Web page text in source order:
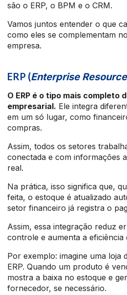
são o ERP, o BPM e o CRM.
Vamos juntos entender o que
como eles se complementam
empresa.
ERP (Enterprise
O ERP é o tipo mais completo
empresarial. Ele integra
em um só lugar, como
compras.
Assim, todos os setores
conectada e com informações
real.
Na prática, isso significa que,
feita, o estoque é atualizado
setor financeiro já registra o
Assim, essa integração reduz
controle e aumenta a eficiência
Por exemplo: imagine uma loja
ERP. Quando um produto é
mostra a baixa no estoque e
fornecedor, se necessário.